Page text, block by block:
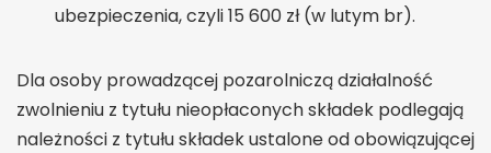
ubezpieczenia, czyli 15 600 zł (w lutym br).
Dla osoby prowadzącej pozarolniczą działalność
zwolnieniu z tytułu nieopłaconych składek podlegają
należności z tytułu składek ustalone od obowiązującej